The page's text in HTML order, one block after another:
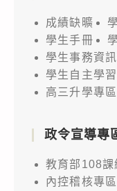
成績缺曠
學生手冊
學生事務資
學生自主學
高三升學專區
政令宣導專
教育部108課
內控稽核專區